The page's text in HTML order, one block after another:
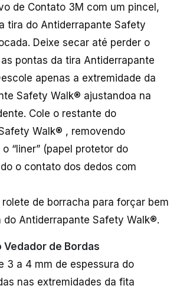
de Contato 3M com um pincel,
tira do Antiderrapante Safety
Deixe secar até perder o
pontas da tira Antiderrapante
apenas a extremidade da
Safety Walk® ajustandoa na
Cole o restante do
Walk® , removendo
“liner” (papel protetor do
o contato dos dedos com
de borracha para forçar bem
do Antiderrapante Safety Walk®.
Vedador de Bordas
3 a 4 mm de espessura do
nas extremidades da fita